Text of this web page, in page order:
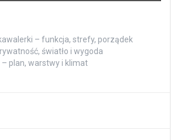
– funkcja, strefy, porządek
światło i wygoda
plan, warstwy i klimat